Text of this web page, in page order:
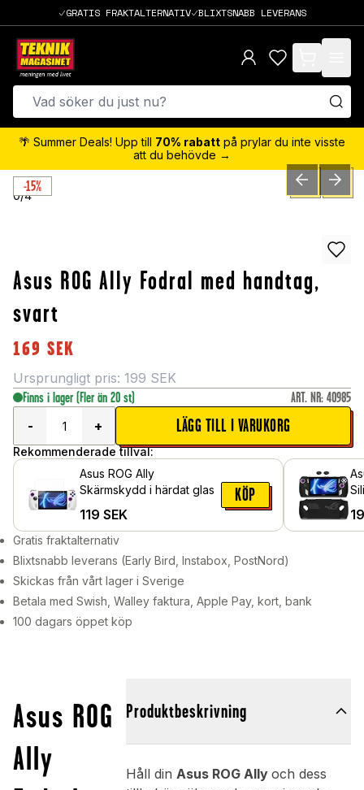
GRATIS FRAKTALTERNATIV BLIXTSNABB LEVERANS
items in cart,
🌴 Summer Deals! Upp till 70% rabatt på prylar du inte visste
att du behövde →
-15%
0/4 PREVIOUSNEXT
Asus ROG Ally Fodral med handtag,
svart
169 SEK
Ursprungligt pris: 199 SEK
Finns i lager (Fler än 20 st) ART. NR: 40985
-
+ LÄGG TILL I VARUKORG
Rekommenderade tillval:
Asus ROG Ally
Skärmskydd i härdat glas
119 SEK
KÖP
Gratis fraktalternativ
Blixtsnabb leverans (Early Bird, Instabox, PostNord)
Skickas från vårt lager i Sverige
Betala med Swish, Walley faktura, Apple Pay, kort, bank
100 dagars öppet köp
Asus ROG
Ally
Produktbeskrivning
Håll din Asus ROG Ally och dess